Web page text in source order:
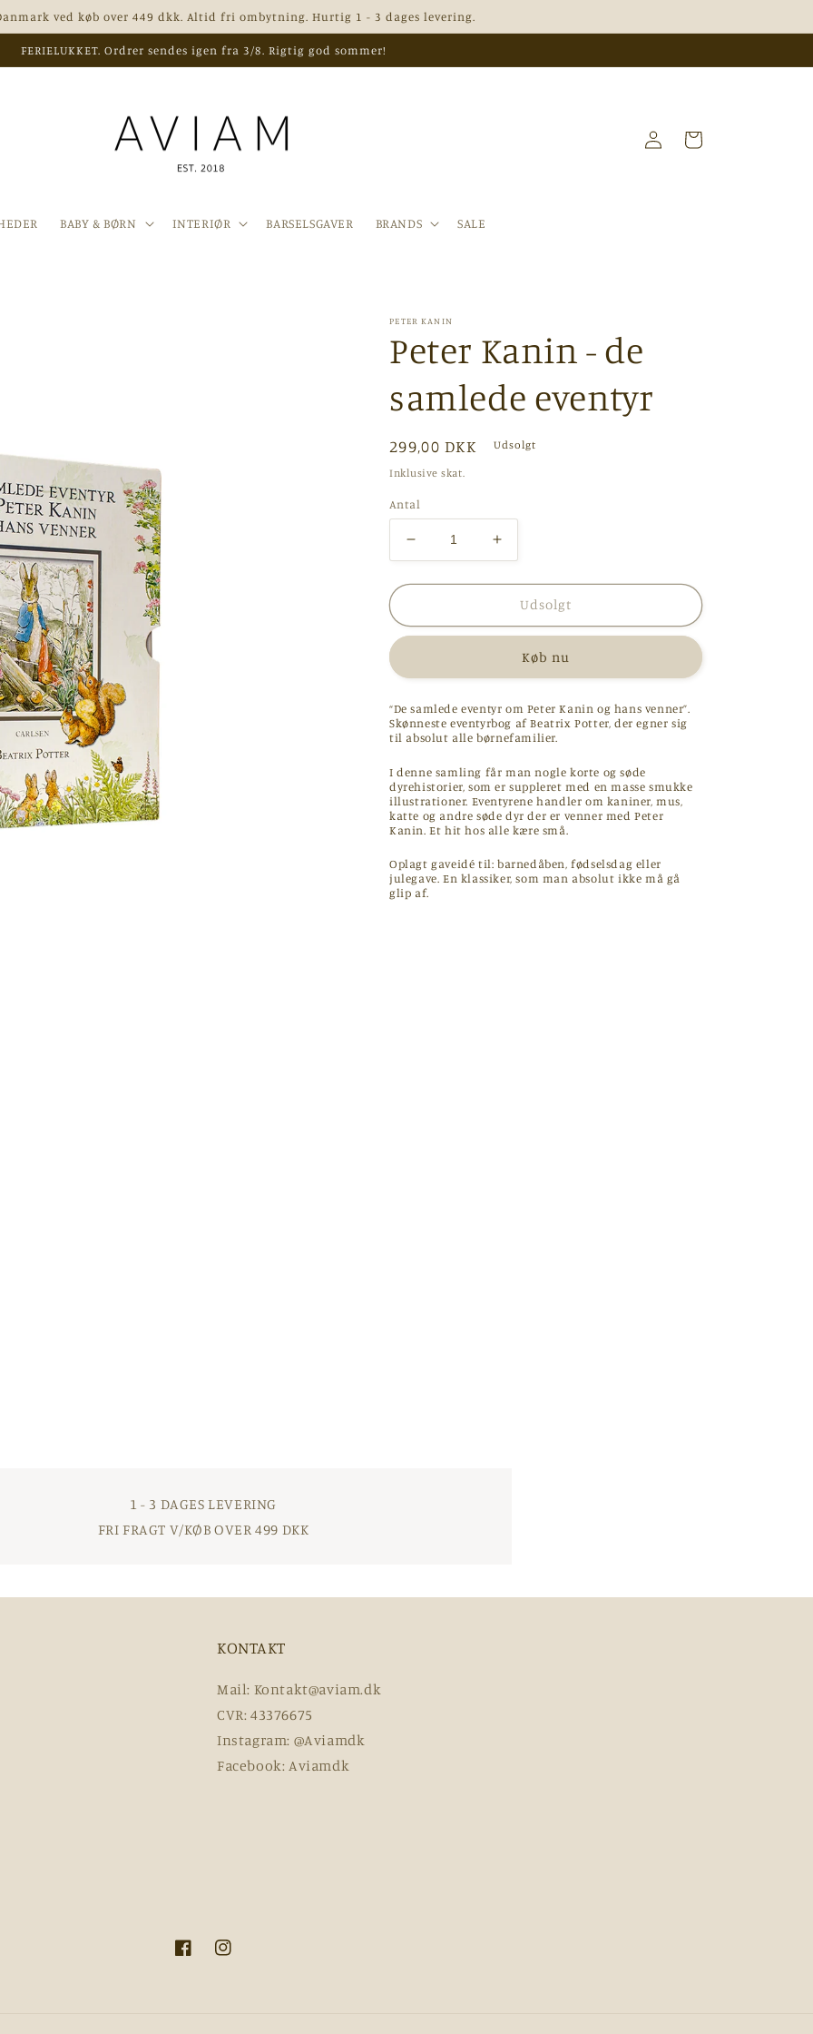
ved køb over 449 dkk. Altid fri ombytning. Hurtig 1 - 3 dages levering.
FERIELUKKET. Ordrer sendes igen fra 3/8. Rigtig god sommer!
BABY & BØRN INTERIØR BARSELSGAVER BRANDS SALE
Log
ind
Indkøbskurv
PETER KANIN
Peter Kanin - de
samlede eventyr
Normalpris
299,00 DKK Udsolgt
Inklusive skat.
Antal
Reducer
antallet
for
Kanin
samlede
eventyr
Øg
antallet
for
Peter
Kanin
samlede
Udsolgt
Køb nu
“De samlede eventyr om Peter Kanin og hans venner”.
Skønneste eventyrbog af Beatrix Potter, der egner sig
til absolut alle børnefamilier.
I denne samling får man nogle korte og søde
dyrehistorier, som er suppleret med en masse smukke
illustrationer. Eventyrene handler om kaniner, mus,
katte og andre søde dyr der er venner med Peter
Kanin. Et hit hos alle kære små.
Oplagt gaveidé til: barnedåben, fødselsdag eller
julegave. En klassiker, som man absolut ikke må gå
glip af.
1 - 3 DAGES LEVERING
FRI FRAGT V/KØB OVER 499 DKK
KONTAKT
Mail: Kontakt@aviam.dk
CVR: 43376675
Instagram: @Aviamdk
Facebook: Aviamdk
FacebookInstagram